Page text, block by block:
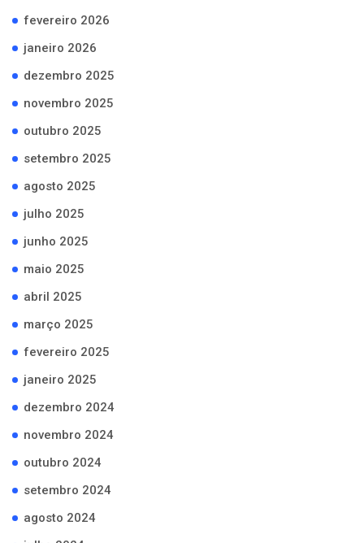
fevereiro 2026
janeiro 2026
dezembro 2025
novembro 2025
outubro 2025
setembro 2025
agosto 2025
julho 2025
junho 2025
maio 2025
abril 2025
março 2025
fevereiro 2025
janeiro 2025
dezembro 2024
novembro 2024
outubro 2024
setembro 2024
agosto 2024